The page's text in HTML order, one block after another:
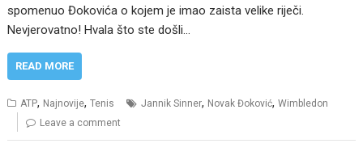
spomenuo Đokovića o kojem je imao zaista velike riječi.
Nevjerovatno! Hvala što ste došli…
READ MORE
ATP, Najnovije,Tenis Jannik Sinner, Novak Đoković,Wimbledon
Leave a comment